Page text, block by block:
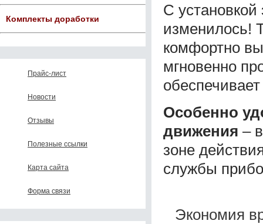
Комплекты доработки
Прайс-лист
Новости
Отзывы
Полезные ссылки
Карта сайта
Форма связи
С установкой
изменилось!
комфортно
мгновенно
Особенно
движения –
зоне
службы
Экономия